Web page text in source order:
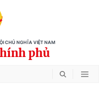
CHỦ NGHĨA VIỆT NAM
phủ